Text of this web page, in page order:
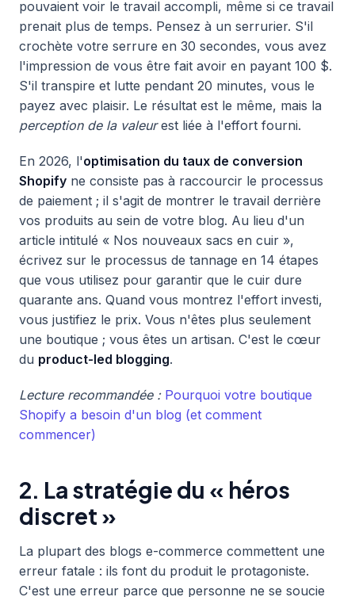
pouvaient voir le travail accompli, même si ce travail
prenait plus de temps. Pensez à un serrurier. S'il
crochète votre serrure en 30 secondes, vous avez
l'impression de vous être fait avoir en payant 100 $.
S'il transpire et lutte pendant 20 minutes, vous le
payez avec plaisir. Le résultat est le même, mais la
perception de la valeurest liée à l'effort fourni.
En 2026, l'optimisation du taux de conversion
Shopify ne consiste pas à raccourcir le processus
de paiement ; il s'agit de montrer le travail derrière
vos produits au sein de votre blog. Au lieu d'un
article intitulé « Nos nouveaux sacs en cuir »,
écrivez sur le processus de tannage en 14 étapes
que vous utilisez pour garantir que le cuir dure
quarante ans. Quand vous montrez l'effort investi,
vous justifiez le prix. Vous n'êtes plus seulement
une boutique ; vous êtes un artisan. C'est le cœur
du product-led blogging.
Lecture recommandée : Pourquoi votre boutique
Shopify a besoin d'un blog (et comment
commencer)
2. La stratégie du « héros
discret »
La plupart des blogs e-commerce commettent une
erreur fatale : ils font du produit le protagoniste.
C'est une erreur parce que personne ne se soucie